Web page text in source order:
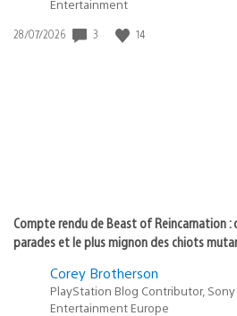
Entertainment
Date
28/07/2026 3 14
Compte rendu de Beast of Reincarnation :
parades et le plus mignon des chiots
Corey Brotherson
PlayStation Blog Contributor,
Entertainment Europe